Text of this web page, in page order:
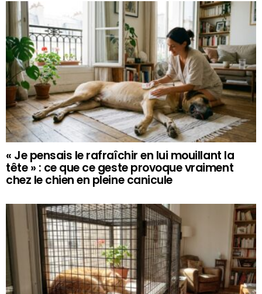
« Je pensais le rafraîchir en lui mouillant la
tête » : ce que ce geste provoque vraiment
chez le chien en pleine canicule